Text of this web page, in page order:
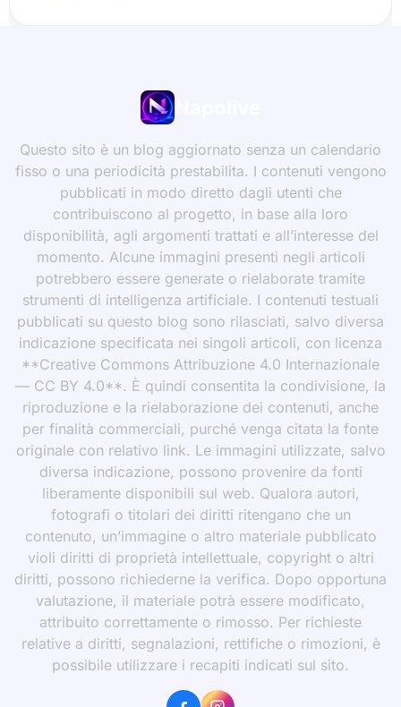
Questo sito è un blog aggiornato senza un calendario
fisso o una periodicità prestabilita. I contenuti vengono
pubblicati in modo diretto dagli utenti che
contribuiscono al progetto, in base alla loro
disponibilità, agli argomenti trattati e all’interesse del
momento. Alcune immagini presenti negli articoli
potrebbero essere generate o rielaborate tramite
strumenti di intelligenza artificiale. I contenuti testuali
pubblicati su questo blog sono rilasciati, salvo diversa
indicazione specificata nei singoli articoli, con licenza
**Creative Commons Attribuzione 4.0 Internazionale
— CC BY 4.0**. È quindi consentita la condivisione, la
riproduzione e la rielaborazione dei contenuti, anche
per finalità commerciali, purché venga citata la fonte
originale con relativo link. Le immagini utilizzate, salvo
diversa indicazione, possono provenire da fonti
liberamente disponibili sul web. Qualora autori,
fotografi o titolari dei diritti ritengano che un
contenuto, un’immagine o altro materiale pubblicato
violi diritti di proprietà intellettuale, copyright o altri
diritti, possono richiederne la verifica. Dopo opportuna
valutazione, il materiale potrà essere modificato,
attribuito correttamente o rimosso. Per richieste
relative a diritti, segnalazioni, rettifiche o rimozioni, è
possibile utilizzare i recapiti indicati sul sito.